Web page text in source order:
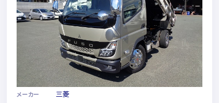
メーカー 三菱